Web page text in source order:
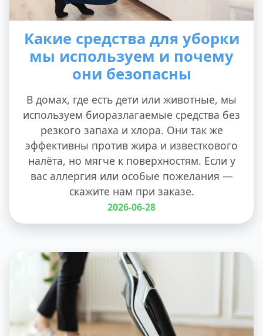
Какие средства для уборки
мы используем и почему
они безопасны
В домах, где есть дети или животные, мы
используем биоразлагаемые средства без
резкого запаха и хлора. Они так же
эффективны против жира и известкового
налёта, но мягче к поверхностям. Если у
вас аллергия или особые пожелания —
скажите нам при заказе.
2026-06-28